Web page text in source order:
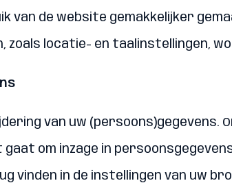
de website gemakkelijker
zoals locatie- en taalinstellingen,
van uw (persoons)gegevens.
om inzage in persoonsgegevens
vinden in de instellingen van uw